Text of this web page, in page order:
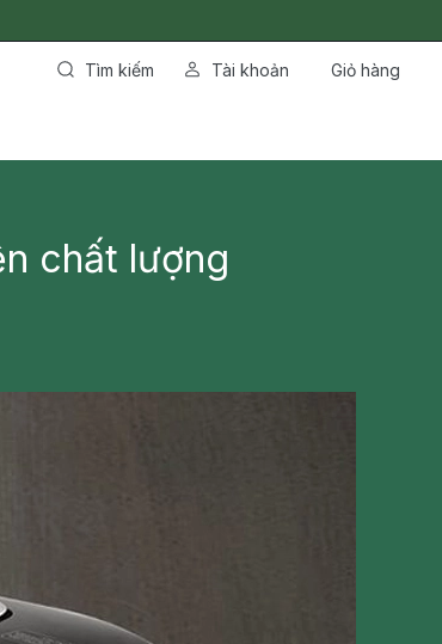
Tìm kiếm Tài khoản Giỏ hàng
chất lượng